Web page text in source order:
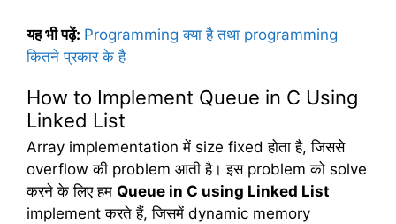
यह भी पढ़ें: Programming क्या है तथा programming
कितने प्रकार के है
How to Implement Queue in C Using
Linked List
Array implementation में size fixed होता है, जिससे
overflow की problem आती है। इस problem को solve
करने के लिए हम Queue in C using Linked List
implement करते हैं, जिसमें dynamic memory